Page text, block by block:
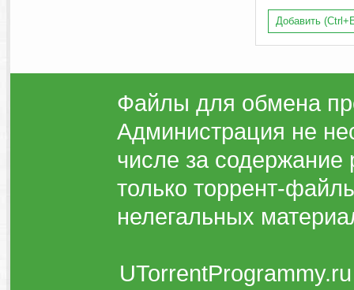
Добавить
Файлы для обмена
Администрация не
числе за
только торрент-
нелегальных
UTorrentProgrammy.ru